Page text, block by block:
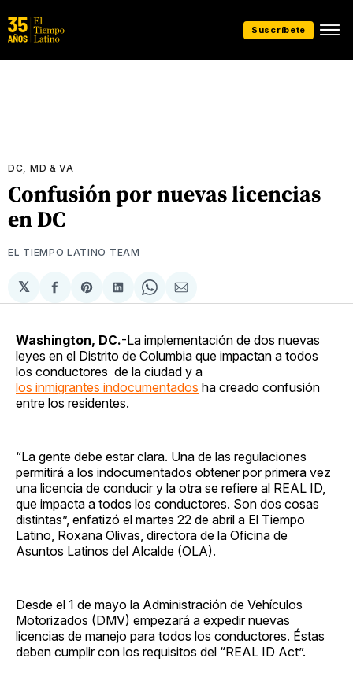
Suscríbete
DC, MD & VA
Confusión por nuevas licencias
en DC
EL TIEMPO LATINO TEAM
𝕏
Compartir
en
Share
on
Compartir
en
Share
on
Compartir
via
Washington, DC.-La implementación de dos nuevas
leyes en el Distrito de Columbia que impactan a todos
los conductores de la ciudad y a
los inmigrantes indocumentados ha creado confusión
entre los residentes.
“La gente debe estar clara. Una de las regulaciones
permitirá a los indocumentados obtener por primera vez
una licencia de conducir y la otra se refiere al REAL ID,
que impacta a todos los conductores. Son dos cosas
distintas”, enfatizó el martes 22 de abril a El Tiempo
Latino, Roxana Olivas, directora de la Oficina de
Asuntos Latinos del Alcalde (OLA).
Desde el 1 de mayo la Administración de Vehículos
Motorizados (DMV) empezará a expedir nuevas
licencias de manejo para todos los conductores. Éstas
deben cumplir con los requisitos del “REAL ID Act”.